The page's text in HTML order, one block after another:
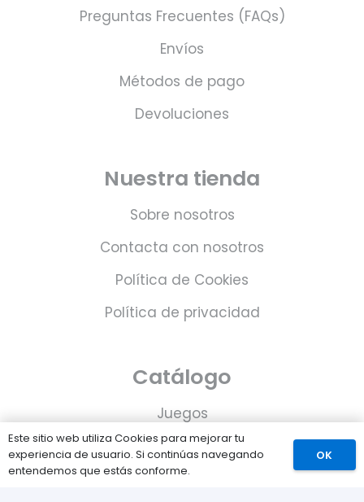
Preguntas Frecuentes (FAQs)
Envíos
Métodos de pago
Devoluciones
Nuestra tienda
Sobre nosotros
Contacta con nosotros
Política de Cookies
Política de privacidad
Catálogo
Juegos
Consolas
Accesorios para tu PS5
Este sitio web utiliza Cookies para mejorar tu
experiencia de usuario. Si continúas navegando
entendemos que estás conforme.
OK